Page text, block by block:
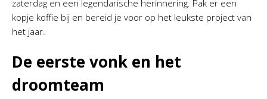
zaterdag en een legendarische herinnering. Pak er een
kopje koffie bij en bereid je voor op het leukste project van
het jaar.
De eerste vonk en het
droomteam